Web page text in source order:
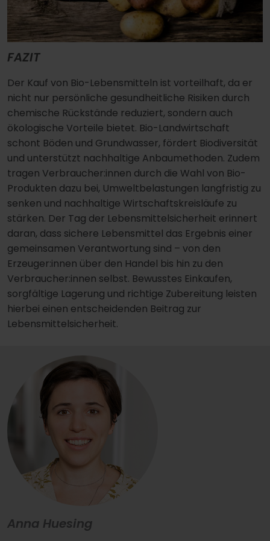
FAZIT
Der Kauf von Bio-Lebensmitteln ist vorteilhaft, da er
nicht nur persönliche gesundheitliche Risiken durch
chemische Rückstände reduziert, sondern auch
ökologische Vorteile bietet. Bio-Landwirtschaft
schont Böden und Grundwasser, fördert Biodiversität
und unterstützt nachhaltige Anbaumethoden. Zudem
tragen Verbraucher:innen durch die Wahl von Bio-
Produkten dazu bei, Umweltbelastungen langfristig zu
senken und nachhaltige Wirtschaftskreisläufe zu
stärken. Der Tag der Lebensmittelsicherheit erinnert
daran, dass sichere Lebensmittel das Ergebnis einer
gemeinsamen Verantwortung sind – von den
Erzeuger:innen über den Handel bis hin zu den
Verbraucher:innen selbst. Bewusstes Einkaufen,
sorgfältige Lagerung und richtige Zubereitung leisten
hierbei einen entscheidenden Beitrag zur
Lebensmittelsicherheit.
Anna Huesing